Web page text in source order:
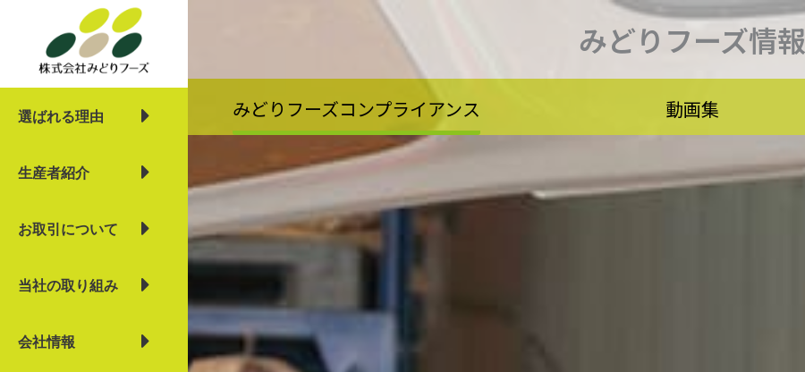
選ばれる理由
生産者紹介
お取引について
当社の取り組み
会社情報
みどりフーズ情報
みどりフーズコンプライアンス 動画集